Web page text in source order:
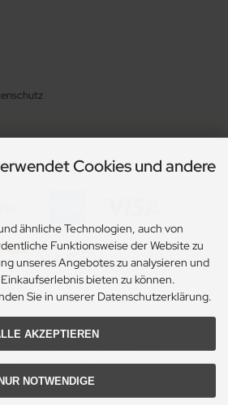
zzgl.Versandkosten. Die durchgestrichenen Preise
| Template © 2009-2026 by modified eCommerce
Shopsoftware
Shopsoftware © 2009-2026
Cookies und andere
ähnliche Technologien, auch von
Funktionsweise der Website zu
unseres Angebotes zu analysieren und
bieten zu können.
Sie in unserer Datenschutzerklärung.
AKZEPTIEREN
NOTWENDIGE